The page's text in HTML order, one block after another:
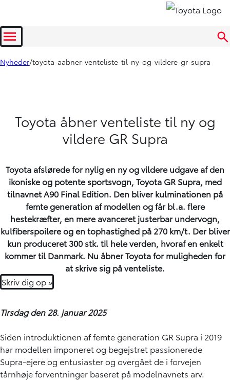
Menu
Nyheder toyota-aabner-venteliste-til-ny-og-vildere-gr-supra
Toyota åbner venteliste til ny og
vildere GR Supra
Toyota afslørede for nylig en ny og vildere udgave af den
ikoniske og potente sportsvogn, Toyota GR Supra, med
tilnavnet A90 Final Edition. Den bliver kulminationen på
femte generation af modellen og får bl.a. flere
hestekræfter, en mere avanceret justerbar undervogn,
kulfiberspoilere og en tophastighed på 270 km/t. Der bliver
kun produceret 300 stk. til hele verden, hvoraf en enkelt
kommer til Danmark. Nu åbner Toyota for muligheden for
at skrive sig på venteliste.
Skriv dig op »
Tirsdag den 28. januar 2025
Siden introduktionen af femte generation GR Supra i 2019
har modellen imponeret og begejstret passionerede
Supra-ejere og entusiaster og overgået de i forvejen
tårnhøje forventninger baseret på modelnavnets arv.